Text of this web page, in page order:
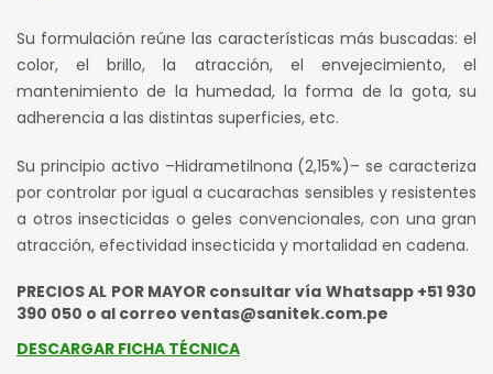
Su formulación reúne las características más buscadas: el
color, el brillo, la atracción, el envejecimiento, el
mantenimiento de la humedad, la forma de la gota, su
adherencia a las distintas superficies, etc.
Su principio activo –Hidrametilnona (2,15%)– se caracteriza
por controlar por igual a cucarachas sensibles y resistentes
a otros insecticidas o geles convencionales, con una gran
atracción, efectividad insecticida y mortalidad en cadena.
PRECIOS AL POR MAYOR consultar vía Whatsapp +51 930
390 050 o al correo ventas@sanitek.com.pe
DESCARGAR FICHA TÉCNICA